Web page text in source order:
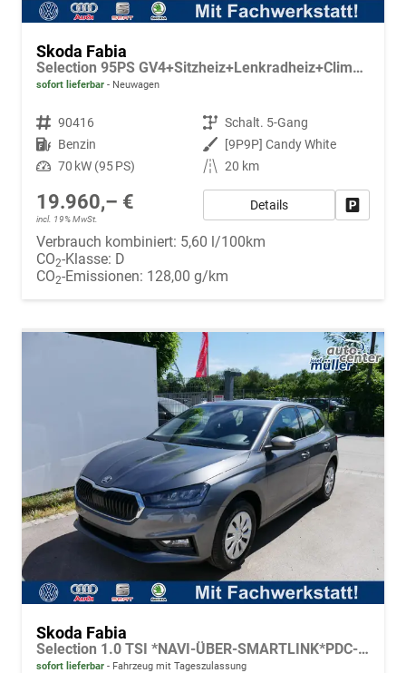
Skoda Fabia
Selection 95PS GV4+Sitzheiz+Lenkradheiz+Climatronic+Sunset+AppConnect+PDC
sofort lieferbar Neuwagen
Fahrzeugnr. 90416 Getriebe Schalt. 5-Gang
Kraftstoff Benzin Außenfarbe [9P9P] Candy White
Leistung 70 kW (95 PS) Kilometerstand 20 km
19.960,– €
incl. 19% MwSt.
Details
Verbrauch kombiniert: 5,60 l/100km
CO2-Klasse: D
CO2-Emissionen: 128,00 g/km
Skoda Fabia
Selection 1.0 TSI *NAVI-ÜBER-SMARTLINK*PDC-HI*LED*SHZ*KLIMA*RADIO
sofort lieferbar Fahrzeug mit Tageszulassung